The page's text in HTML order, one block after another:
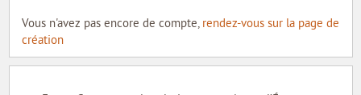
SITE DE L'AGGLO
Vous n'avez pas encore de compte, rendez-vous sur la page de
création